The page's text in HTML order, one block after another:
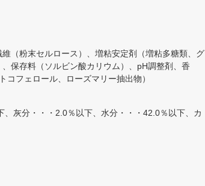
（粉末セルロース）、増粘安定剤（増粘多糖類、グ
保存料（ソルビン酸カリウム）、pH調整剤、香
フェロール、ローズマリー抽出物）
灰分・・・2.0％以下、水分・・・42.0％以下、カ